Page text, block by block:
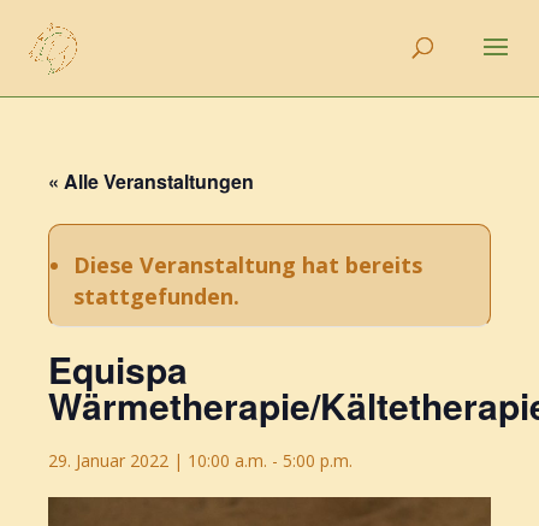
« Alle Veranstaltungen
Diese Veranstaltung hat bereits
stattgefunden.
Equispa
Wärmetherapie/
29. Januar 2022 | 10:00 a.m. - 5:00 p.m.